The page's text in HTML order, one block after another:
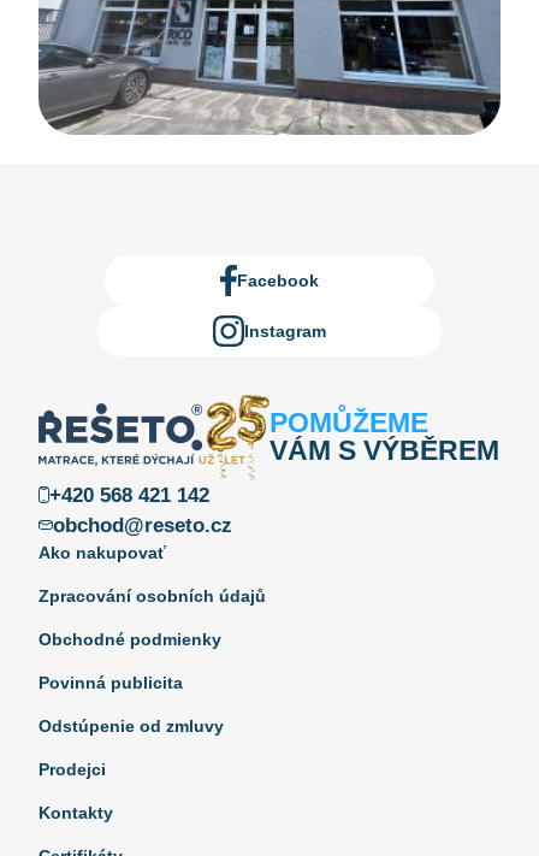
Facebook
Instagram
POMŮŽEME
VÁM S VÝBĚREM
+420 568 421 142
obchod@reseto.cz
Ako nakupovať
Zpracování osobních údajů
Obchodné podmienky
Povinná publicita
Odstúpenie od zmluvy
Prodejci
Kontakty